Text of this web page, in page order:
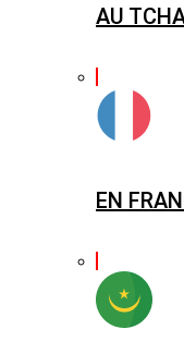
AU
EN